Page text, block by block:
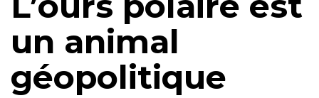
un animal
géopolitique